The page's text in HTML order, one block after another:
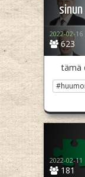
623
2022-02-16
tämä
181
2022-02-11